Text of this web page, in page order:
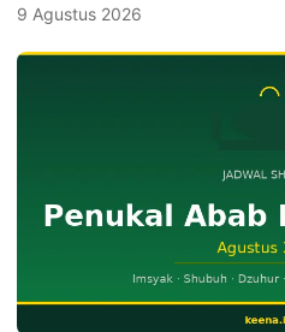
9 Agustus 2026